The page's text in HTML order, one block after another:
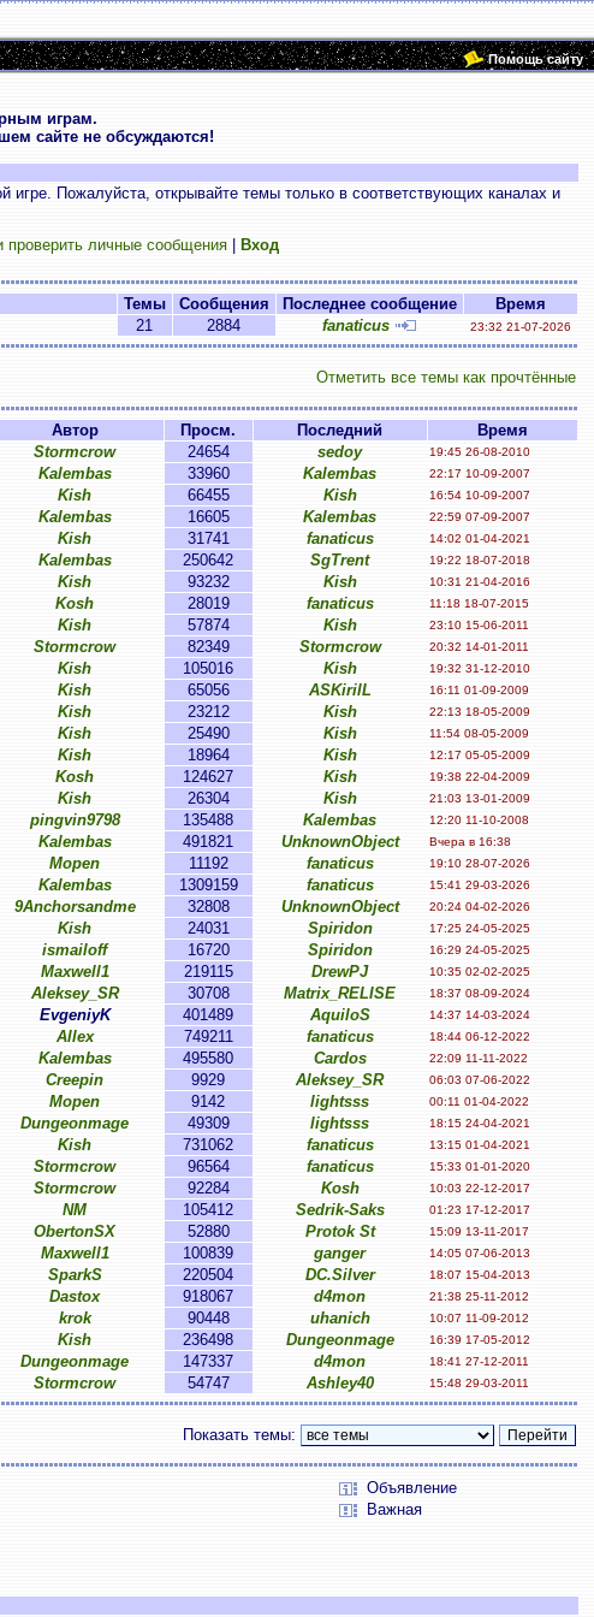
Помощь сайту
играм.
сайте не обсуждаются!
Пожалуйста, открывайте темы только в соответствующих каналах и
проверить личные сообщения| Вход
Темы Сообщения Последнее сообщение
Время
21 2884 fanaticus 23:32 21-07-2026
Отметить все темы как прочтённые
Автор Просм. Последний
Время
Stormcrow 24654 sedoy 19:45 26-08-2010
Kalembas 33960 Kalembas 22:17 10-09-2007
Kish 66455 Kish 16:54 10-09-2007
Kalembas 16605 Kalembas 22:59 07-09-2007
Kish 31741 fanaticus 14:02 01-04-2021
Kalembas 250642 SgTrent 19:22 18-07-2018
Kish 93232 Kish 10:31 21-04-2016
Kosh 28019 fanaticus 11:18 18-07-2015
Kish 57874 Kish 23:10 15-06-2011
Stormcrow 82349 Stormcrow 20:32 14-01-2011
Kish 105016 Kish 19:32 31-12-2010
Kish 65056 ASKirilL 16:11 01-09-2009
Kish 23212 Kish 22:13 18-05-2009
Kish 25490 Kish 11:54 08-05-2009
Kish 18964 Kish 12:17 05-05-2009
Kosh 124627 Kish 19:38 22-04-2009
Kish 26304 Kish 21:03 13-01-2009
pingvin9798 135488 Kalembas 12:20 11-10-2008
Kalembas 491821 UnknownObject Вчера в 16:38
Mopen 11192 fanaticus 19:10 28-07-2026
Kalembas 1309159 fanaticus 15:41 29-03-2026
9Anchorsandme 32808 UnknownObject 20:24 04-02-2026
Kish 24031 Spiridon 17:25 24-05-2025
ismailoff 16720 Spiridon 16:29 24-05-2025
Maxwell1 219115 DrewPJ 10:35 02-02-2025
Aleksey_SR 30708 Matrix_RELISE 18:37 08-09-2024
EvgeniyK 401489 AquiloS 14:37 14-03-2024
Allex 749211 fanaticus 18:44 06-12-2022
Kalembas 495580 Cardos 22:09 11-11-2022
Creepin 9929 Aleksey_SR 06:03 07-06-2022
Mopen 9142 lightsss 00:11 01-04-2022
Dungeonmage 49309 lightsss 18:15 24-04-2021
Kish 731062 fanaticus 13:15 01-04-2021
Stormcrow 96564 fanaticus 15:33 01-01-2020
Stormcrow 92284 Kosh 10:03 22-12-2017
NM 105412 Sedrik-Saks 01:23 17-12-2017
ObertonSX 52880 Protok St 15:09 13-11-2017
Maxwell1 100839 ganger 14:05 07-06-2013
SparkS 220504 DC.Silver 18:07 15-04-2013
Dastox 918067 d4mon 21:38 25-11-2012
krok 90448 uhanich 10:07 11-09-2012
Kish 236498 Dungeonmage 16:39 17-05-2012
Dungeonmage 147337 d4mon 18:41 27-12-2011
Stormcrow 54747 Ashley40 15:48 29-03-2011
Показать темы:
Объявление
Важная